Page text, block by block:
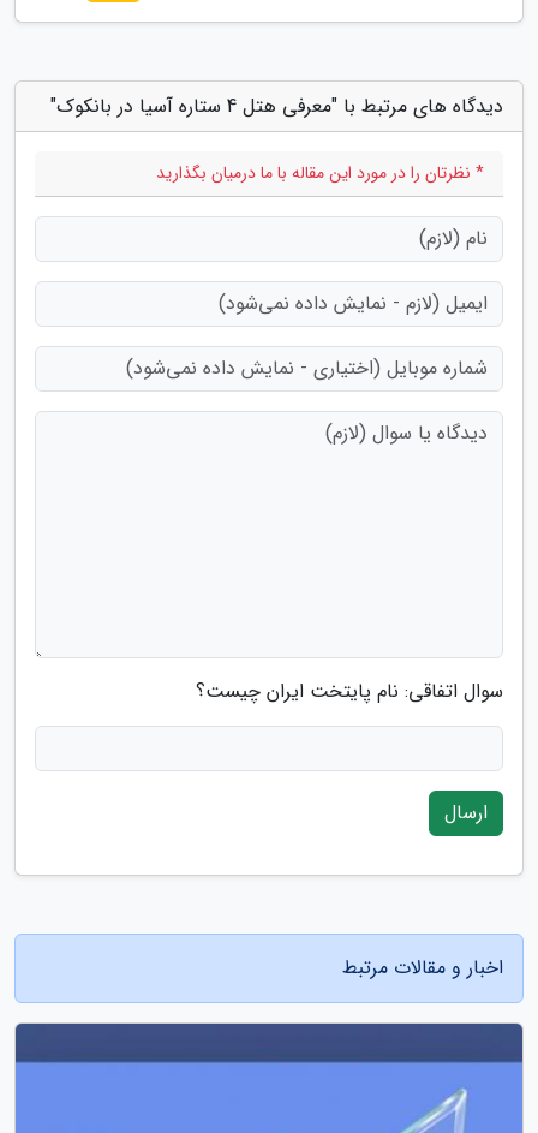
دیدگاه های مرتبط با "معرفی هتل 4 ستاره آسیا در بانکوک"
* نظرتان را در مورد این مقاله با ما درمیان بگذارید
سوال اتفاقی: نام پایتخت ایران چیست؟
ارسال
اخبار و مقالات مرتبط